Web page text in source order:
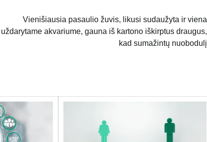
Vienišiausia pasaulio žuvis, likusi sudaužyta ir viena
uždarytame akvariume, gauna iš kartono iškirptus draugus,
kad sumažintų nuobodulį